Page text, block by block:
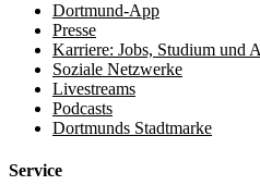
Dortmund-App
Presse
Karriere: Jobs, Studium und
Soziale Netzwerke
Livestreams
Podcasts
Dortmunds Stadtmarke
Service